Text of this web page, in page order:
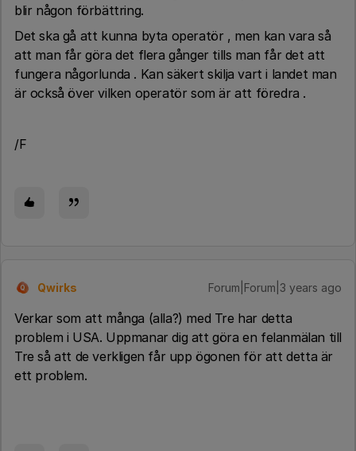
blir någon förbättring.
Det ska gå att kunna byta operatör , men kan vara så
att man får göra det flera gånger tills man får det att
fungera någorlunda . Kan säkert skilja vart i landet man
är också över vilken operatör som är att föredra .
/F
Q Qwirks Forum|Forum|3 years ago
Verkar som att många (alla?) med Tre har detta
problem i USA. Uppmanar dig att göra en felanmälan till
Tre så att de verkligen får upp ögonen för att detta är
ett problem.